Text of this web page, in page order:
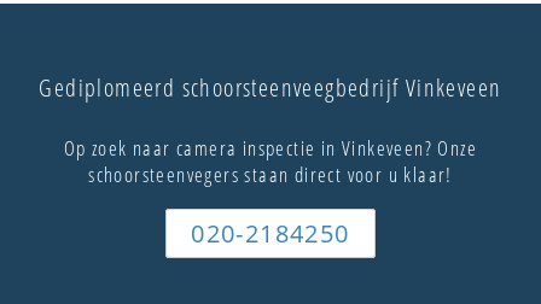
Gediplomeerd schoorsteenveegbedrijf Vinkeveen
Op zoek naar camera inspectie in Vinkeveen? Onze
schoorsteenvegers staan direct voor u klaar!
020-2184250